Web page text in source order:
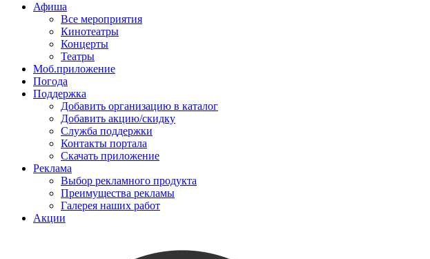
Афиша
Все мероприятия
Кинотеатры
Концерты
Театры
Моб.приложение
Погода
Поддержка
Добавить организацию в каталог
Добавить акцию/скидку
Служба поддержки
Контакты портала
Скачать приложение
Реклама
Выбор рекламного продукта
Преимущества рекламы
Галерея наших работ
Акции